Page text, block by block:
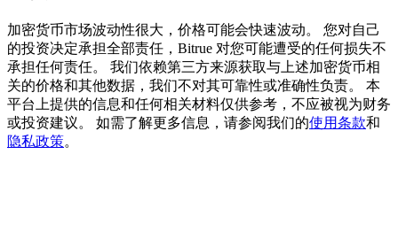
BitMart 用戶遷移專享
註冊&交易贏 500,000 USDT
貴金屬財富季 · 交易巔峰賽
加密货币市场波动性很大，价格可能会快速波动。 您对自己
的投资决定承担全部责任，Bitrue 对您可能遭受的任何损失不
承担任何责任。 我们依赖第三方来源获取与上述加密货币相
关的价格和其他数据，我们不对其可靠性或准确性负责。 本
平台上提供的信息和任何相关材料仅供参考，不应被视为财务
或投资建议。 如需了解更多信息，请参阅我们的使用条款和
隐私政策。